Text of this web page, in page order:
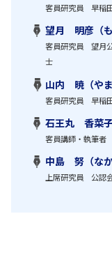
客員研究員 早稲
望月 明彦（
客員研究員 望月
士
山内 暁（や
客員研究員 早稲
石王丸 香菜
客員講師・執筆者
中島 努（な
上席研究員 公認